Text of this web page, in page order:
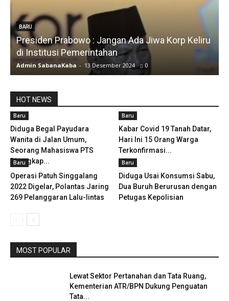
BARU
Silfia Hanani
Admin SabanaKaba - 19 Juni 2024 1503
HOT NEWS
Baru
Diduga Begal Payudara
Wanita di Jalan Umum,
Seorang Mahasiswa PTS
Ditangkap...
Baru
Kabar Covid 19 Tanah Datar,
Hari Ini 15 Orang Warga
Terkonfirmasi...
Baru
Operasi Patuh Singgalang
2022 Digelar, Polantas Jaring
269 Pelanggaran Lalu-lintas
Baru
Diduga Usai Konsumsi Sabu,
Dua Buruh Berurusan dengan
Petugas Kepolisian
MOST POPULAR
Lewat Sektor Pertanahan dan Tata Ruang,
Kementerian ATR/BPN Dukung Penguatan
Tata...